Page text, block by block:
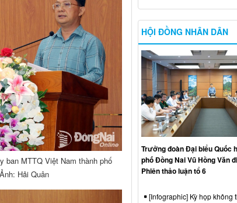
ban MTTQ Việt Nam thành phố
Hải Quân
HỘI ĐỒNG NHÂN DÂN
Trưởng đoàn Đại biểu Quốc
phố Đồng Nai Vũ Hồng Văn
Phiên thảo luận tổ 6
[Infographic] Kỳ họp không